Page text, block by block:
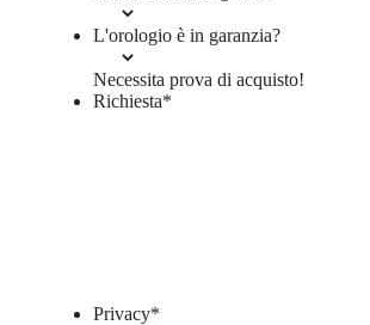
L'orologio è in garanzia?
Necessita prova di acquisto!
Richiesta*
Privacy*